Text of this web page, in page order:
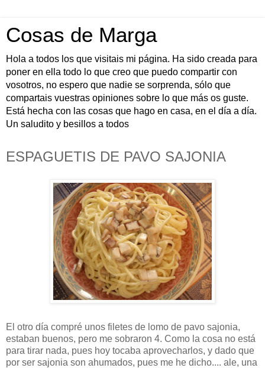
Cosas de Marga
Hola a todos los que visitais mi página. Ha sido creada para
poner en ella todo lo que creo que puedo compartir con
vosotros, no espero que nadie se sorprenda, sólo que
compartais vuestras opiniones sobre lo que más os guste.
Está hecha con las cosas que hago en casa, en el día a día.
Un saludito y besillos a todos
ESPAGUETIS DE PAVO SAJONIA
El otro día compré unos filetes de lomo de pavo sajonia,
estaban buenos, pero me sobraron 4. Como la cosa no está
para tirar nada, pues hoy tocaba aprovecharlos, y dado que
por ser sajonia son ahumados, pues me he dicho.... ale, una